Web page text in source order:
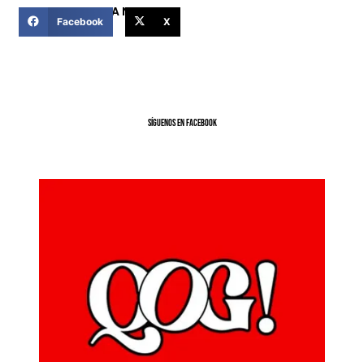
COMPARTIR ESTA NOTICIA
Facebook X
SíGUENOS EN FACEBOOK